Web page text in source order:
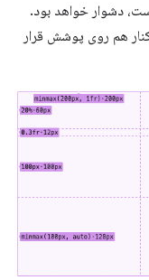
دشوار خواهد بود.
هم روی پوشش قرار